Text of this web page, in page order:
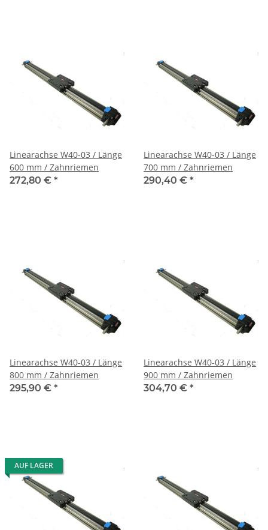
Linearachse W40-03 / Länge
600 mm / Zahnriemen
272,80 € *
Linearachse W40-03 / Länge
700 mm / Zahnriemen
290,40 € *
Linearachse W40-03 / Länge
800 mm / Zahnriemen
295,90 € *
Linearachse W40-03 / Länge
900 mm / Zahnriemen
304,70 € *
AUF LAGER